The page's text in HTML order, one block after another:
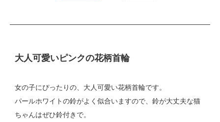
大人可愛いピンクの花柄首輪
女の子にぴったりの、大人可愛い花柄首輪です。
パールホワイトの鈴がよく似合いますので、鈴が大丈夫な猫
ちゃんはぜひ鈴付きで。